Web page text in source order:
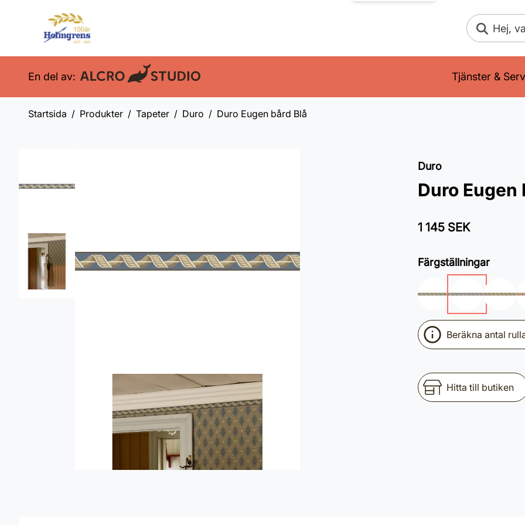
Sök
En del av: Tjänster &
Startsida Produkter Tapeter Duro Duro Eugen bård Blå
Duro
Duro Eugen
1 145 SEK
Färgställningar
Beräkna antal
Hitta till butiken